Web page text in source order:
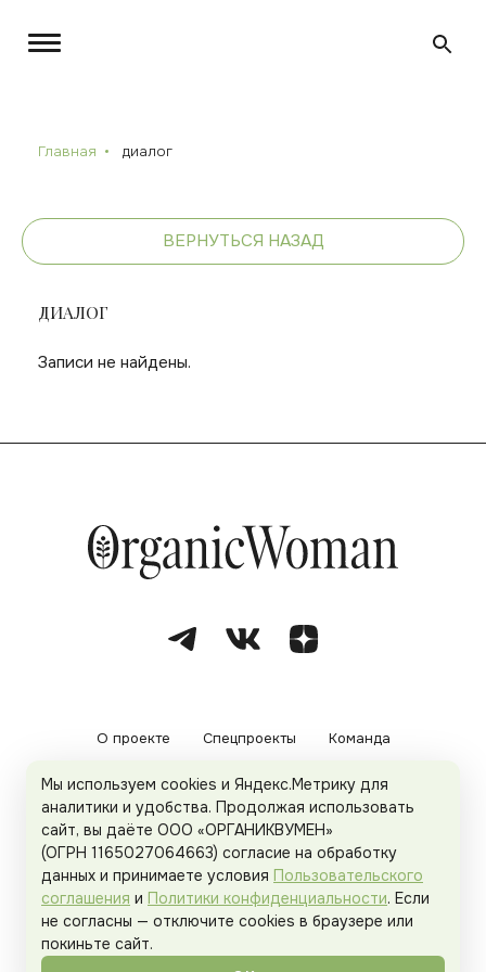
Главная диалог
ВЕРНУТЬСЯ НАЗАД
ДИАЛОГ
Записи не найдены.
О проекте Спецпроекты Команда
Рекламодателям Политика конфиденциальности
Пользовательское соглашение
Organicwoman.ru . Все права защищены.
Мы используем cookies и Яндекс.Метрику для
аналитики и удобства. Продолжая использовать
сайт, вы даёте ООО «ОРГАНИКВУМЕН»
(ОГРН 1165027064663) согласие на обработку
данных и принимаете условия Пользовательского
соглашения и Политики конфиденциальности. Если
не согласны — отключите cookies в браузере или
покиньте сайт.